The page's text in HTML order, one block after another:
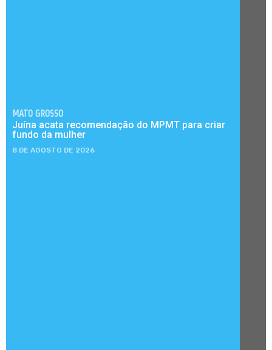
MATO GROSSO
Juína acata recomendação do MPMT para criar
fundo da mulher
8 DE AGOSTO DE 2026